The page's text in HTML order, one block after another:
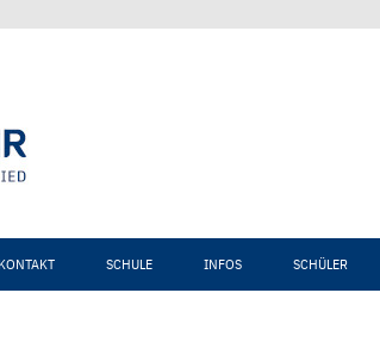
KONTAKT SCHULE INFOS SCHÜLER